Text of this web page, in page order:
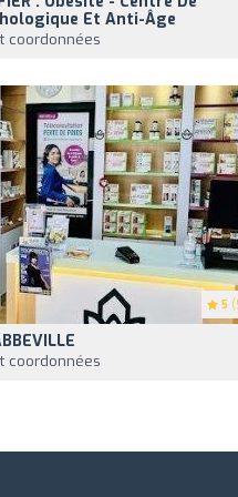
Et Anti-Âge
coordonnées
5
coordonnées